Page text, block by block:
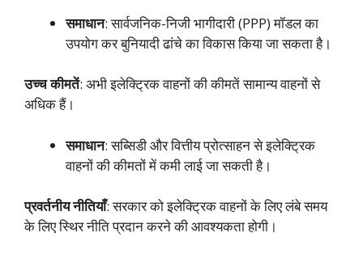
समाधान: सार्वजनिक-निजी भागीदारी (PPP) मॉडल का
उपयोग कर बुनियादी ढांचे का विकास किया जा सकता है।
उच्च कीमतें: अभी इलेक्ट्रिक वाहनों की कीमतें सामान्य वाहनों से
अधिक हैं।
समाधान: सब्सिडी और वित्तीय प्रोत्साहन से इलेक्ट्रिक
वाहनों की कीमतों में कमी लाई जा सकती है।
प्रवर्तनीय नीतियाँ: सरकार को इलेक्ट्रिक वाहनों के लिए लंबे समय
के लिए स्थिर नीति प्रदान करने की आवश्यकता होगी।